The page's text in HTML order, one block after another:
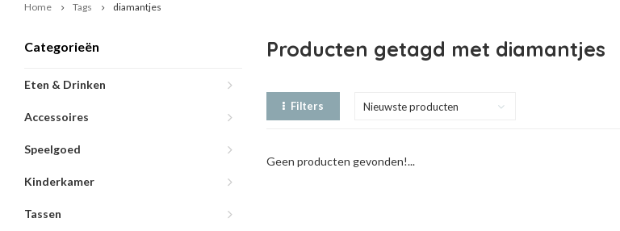
Home Tags diamantjes
Categorieën
Eten & Drinken
Accessoires
Speelgoed
Kinderkamer
Tassen
Producten getagd met diamantjes
Filters Nieuwste producten
Geen producten gevonden!...